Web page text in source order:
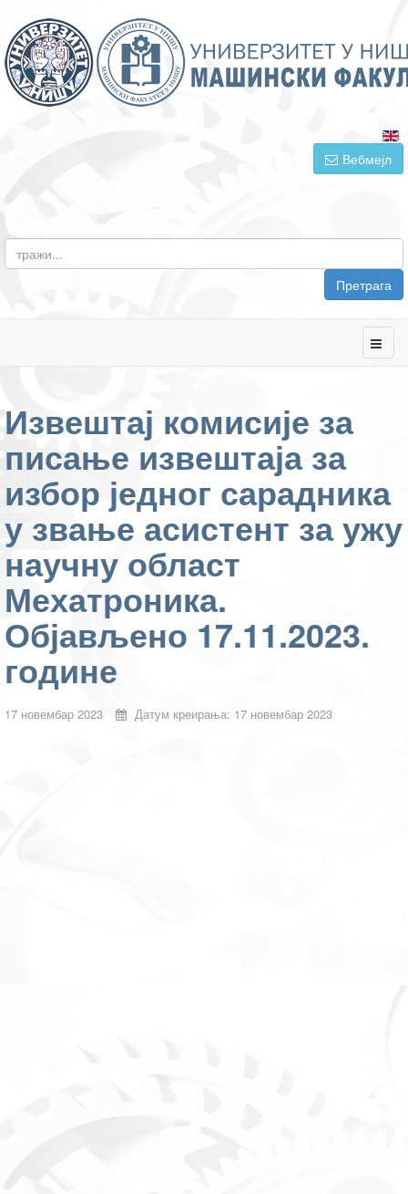
Вебмејл
Претрага
Извештај комисије за
писање извештаја за
избор једног сарадника
у звање асистент за ужу
научну област
Мехатроника.
Објављено 17.11.2023.
године
17 новембар 2023 Датум креирања: 17 новембар 2023